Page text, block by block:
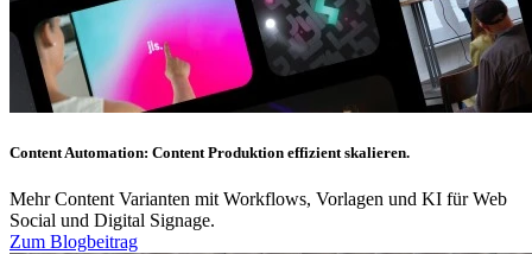
Content Automation: Content Produktion effizient skalieren.
Mehr Content Varianten mit Workflows, Vorlagen und KI für Web
Social und Digital Signage.
Zum Blogbeitrag